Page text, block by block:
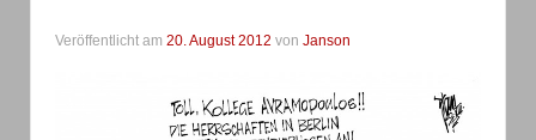
Veröffentlicht am 20. August 2012 von Janson